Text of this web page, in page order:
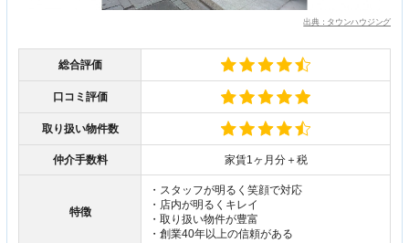
出典：タウンハウジング
総合評価
口コミ評価
取り扱い物件数
仲介手数料 家賃1ヶ月分＋税
特徴
・スタッフが明るく笑顔で対応
・店内が明るくキレイ
・取り扱い物件が豊富
・創業40年以上の信頼がある